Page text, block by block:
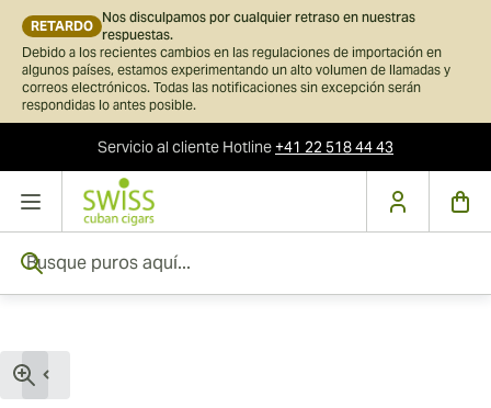
RETARDO
Nos disculpamos por cualquier retraso en nuestras
respuestas.
Debido a los recientes cambios en las regulaciones de importación en
algunos países, estamos experimentando un alto volumen de llamadas y
correos electrónicos. Todas las notificaciones sin excepción serán
respondidas lo antes posible.
Servicio al cliente Hotline+41 22 518 44 43